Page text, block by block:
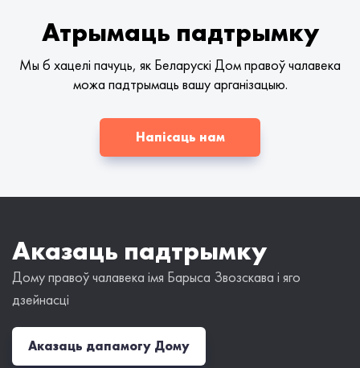
Атрымаць падтрымку
Мы б хацелі пачуць, як Беларускі Дом правоў чалавека
можа падтрымаць вашу арганізацыю.
Напісаць нам
Аказаць падтрымку
Дому правоў чалавека імя Барыса Звозскава і яго
дзейнасці
Аказаць дапамогу Дому